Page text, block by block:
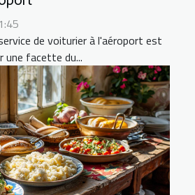
de voiturier à l'aéroport est
une facette du...